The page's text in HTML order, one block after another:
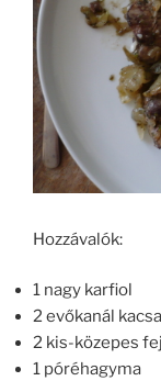
Hozzávalók:
1 nagy karfiol
2 evőkanál
2 kis-közepes
1 póréhagyma